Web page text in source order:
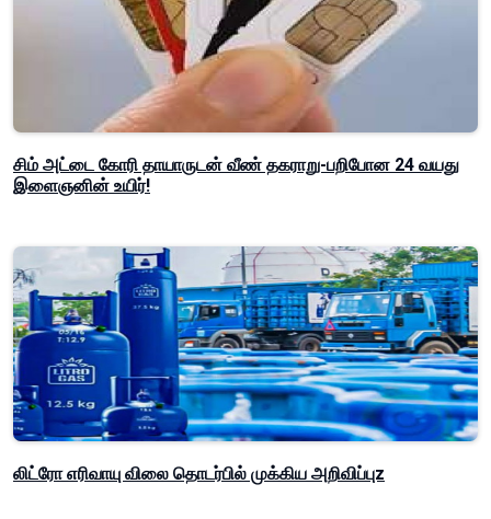
சிம் அட்டை கோரி தாயாருடன் வீண் தகராறு-பறிபோன 24 வயது
இளைஞனின் உயிர்!
லிட்ரோ எரிவாயு விலை தொடர்பில் முக்கிய அறிவிப்புz